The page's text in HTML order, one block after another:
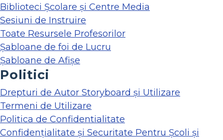
Biblioteci Școlare și Centre Media
Sesiuni de Instruire
Toate Resursele Profesorilor
Șabloane de foi de Lucru
Șabloane de Afișe
Politici
Drepturi de Autor Storyboard și Utilizare
Termeni de Utilizare
Politica de Confidentialitate
Confidențialitate și Securitate Pentru Școli și